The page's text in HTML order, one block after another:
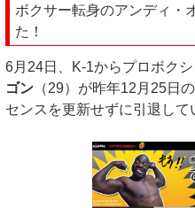
ボクサー転身のアンディ・
た！
6月24日、K-1からプロボク
ゴン （29）が昨年12月25日
センスを更新せずに引退して